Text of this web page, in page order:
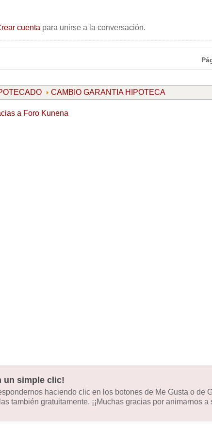
cuenta para unirse a la conversación.
CAMBIO GARANTIA HIPOTECA
a Foro Kunena
un simple clic!
haciendo clic en los botones de Me Gusta o de
también gratuitamente. ¡¡Muchas gracias por animarnos a